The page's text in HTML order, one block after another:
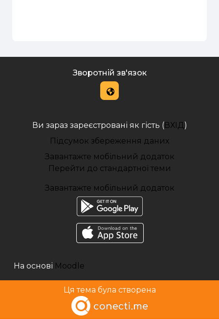
Зворотній зв'язок
Ви зараз зареєстровані як гість (ВХІД )
Підсумок збереження даних
Завантажте мобільний додаток
Перейти до стандартної теми
Завантажте мобільний додаток
На основі Moodle
Ця тема була створена